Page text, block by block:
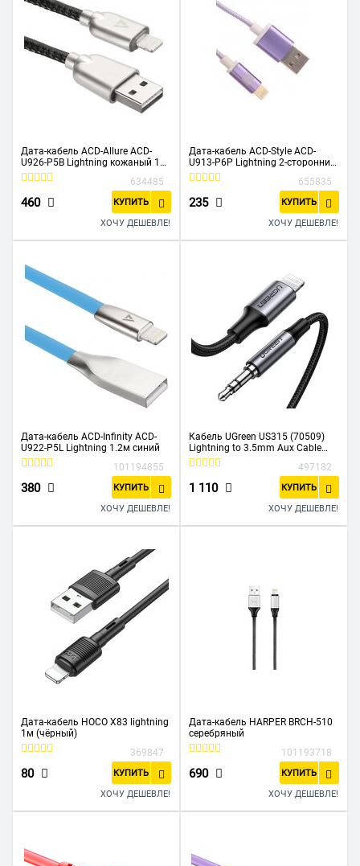
Дата-кабель ACD-Allure ACD-
U926-P5B Lightning кожаный 1м
черный
634485
460 КУПИТЬ
ХОЧУ ДЕШЕВЛЕ!
Дата-кабель ACD-Style ACD-
U913-P6P Lightning 2-сторонние
коннекторы нейлон 1м
655835
235 КУПИТЬ
ХОЧУ ДЕШЕВЛЕ!
Дата-кабель ACD-Infinity ACD-
U922-P5L Lightning 1.2м синий
101194855
380 КУПИТЬ
ХОЧУ ДЕШЕВЛЕ!
Кабель UGreen US315 (70509)
Lightning to 3.5mm Aux Cable
Aluminum Shell в оплетке 1 м
497182
1 110 КУПИТЬ
ХОЧУ ДЕШЕВЛЕ!
Дата-кабель HOCO X83 lightning
1м (чёрный)
369847
80 КУПИТЬ
ХОЧУ ДЕШЕВЛЕ!
Дата-кабель HARPER BRCH-510
серебряный
101193718
690 КУПИТЬ
ХОЧУ ДЕШЕВЛЕ!